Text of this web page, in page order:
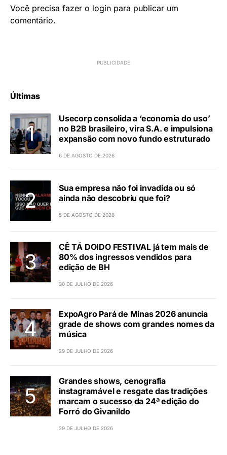
Você precisa fazer o login para publicar um
comentário.
Últimas
Usecorp consolida a ‘economia do uso’
no B2B brasileiro, vira S.A. e impulsiona
expansão com novo fundo estruturado
6 DE AGOSTO DE 2026
Sua empresa não foi invadida ou só
ainda não descobriu que foi?
5 DE AGOSTO DE 2026
CÊ TÁ DOIDO FESTIVAL já tem mais de
80% dos ingressos vendidos para
edição de BH
30 DE JULHO DE 2026
ExpoAgro Pará de Minas 2026 anuncia
grade de shows com grandes nomes da
música
29 DE JULHO DE 2026
Grandes shows, cenografia
instagramável e resgate das tradições
marcam o sucesso da 24ª edição do
Forró do Givanildo
29 DE JULHO DE 2026